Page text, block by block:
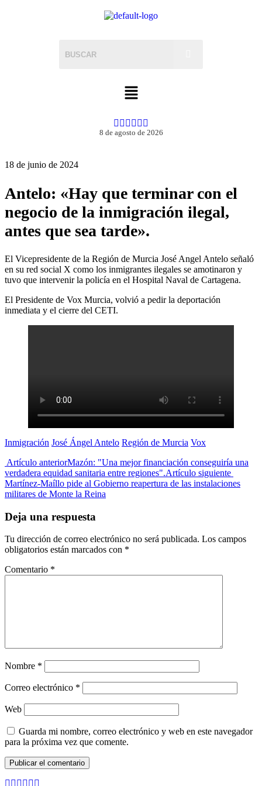
8 de agosto de 2026
18 de junio de 2024
Antelo: «Hay que terminar con el
negocio de la inmigración ilegal,
antes que sea tarde».
El Vicepresidente de la Región de Murcia José Angel Antelo señaló
en su red social X como los inmigrantes ilegales se amotinaron y
tuvo que intervenir la policía en el Hospital Naval de Cartagena.
El Presidente de Vox Murcia, volvió a pedir la deportación
inmediata y el cierre del CETI.
Inmigración José Ángel Antelo Región de Murcia Vox
Artículo anteriorMazón: "Una mejor financiación conseguiría una
verdadera equidad sanitaria entre regiones".Artículo siguiente
Martínez-Maíllo pide al Gobierno reapertura de las instalaciones
militares de Monte la Reina
Deja una respuesta
Tu dirección de correo electrónico no será publicada. Los campos
obligatorios están marcados con *
Comentario *
Nombre *
Correo electrónico *
Web
Guarda mi nombre, correo electrónico y web en este navegador
para la próxima vez que comente.